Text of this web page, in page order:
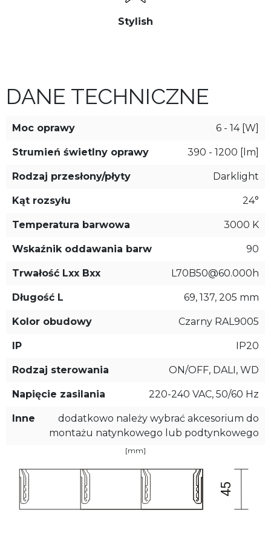
Stylish
DANE TECHNICZNE
Moc oprawy 6 - 14 [W]
Strumień świetlny oprawy 390 - 1200 [lm]
Rodzaj przesłony/płyty Darklight
Kąt rozsyłu 24°
Temperatura barwowa 3000 K
Wskaźnik oddawania barw 90
Trwałość Lxx Bxx L70B50@60.000h
Długość L 69, 137, 205 mm
Kolor obudowy Czarny RAL9005
IP IP20
Rodzaj sterowania ON/OFF, DALI, WD
Napięcie zasilania 220-240 VAC, 50/60 Hz
Inne
dodatkowo należy wybrać akcesorium do
montażu natynkowego lub podtynkowego
[mm]